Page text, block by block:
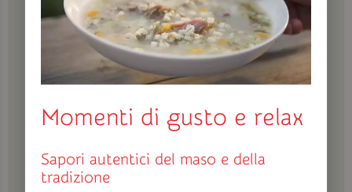
Momenti di gusto e relax
Sapori autentici del maso e della
tradizione